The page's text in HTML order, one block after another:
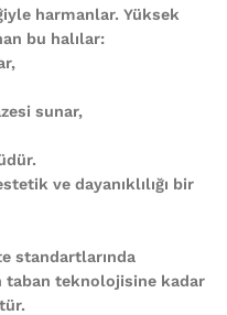
harmanlar. Yüksek
bu halılar:
sunar,
ve dayanıklılığı bir
standartlarında
teknolojisine kadar